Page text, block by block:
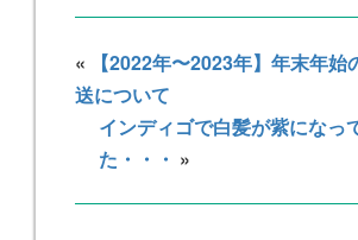
«
【2022年〜2023年】年末年始
送について
インディゴで白髪が紫になっ
た・・・ »